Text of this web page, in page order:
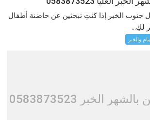
الخبر إذا كنتِ تبحثين عن حاضنة أطفال
لكِ...
والخبر
الخبر 0583873523